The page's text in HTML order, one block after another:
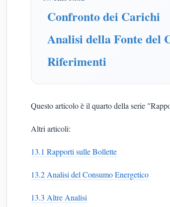
Confronto dei Carichi
Analisi della Fonte del
Riferimenti
Questo articolo è il quarto della serie
Altri articoli:
13.1 Rapporti sulle Bollette
13.2 Analisi del Consumo Energetico
13.3 Altre Analisi